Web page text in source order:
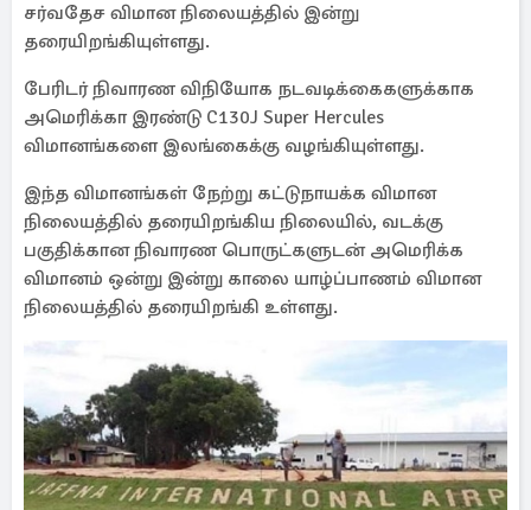
சர்வதேச விமான நிலையத்தில் இன்று
தரையிறங்கியுள்ளது.
பேரிடர் நிவாரண விநியோக நடவடிக்கைகளுக்காக
அமெரிக்கா இரண்டு C130J Super Hercules
விமானங்களை இலங்கைக்கு வழங்கியுள்ளது.
இந்த விமானங்கள் நேற்று கட்டுநாயக்க விமான
நிலையத்தில் தரையிறங்கிய நிலையில், வடக்கு
பகுதிக்கான நிவாரண பொருட்களுடன் அமெரிக்க
விமானம் ஒன்று இன்று காலை யாழ்ப்பாணம் விமான
நிலையத்தில் தரையிறங்கி உள்ளது.